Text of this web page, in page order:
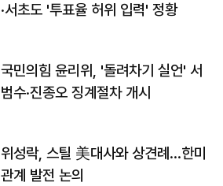
·서초도 '투표율 허위 입력' 정황
국민의힘 윤리위, '돌려차기 실언' 서
범수·진종오 징계절차 개시
위성락, 스틸 美대사와 상견례…한미
관계 발전 논의